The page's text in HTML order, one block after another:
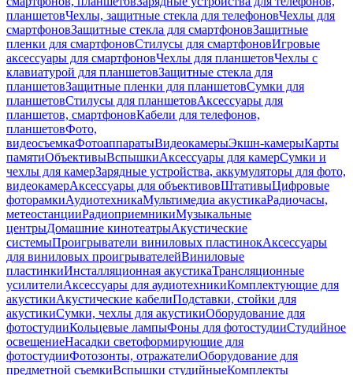
планшетовЧехлы, защитные стекла для телефоновЧехлы для
смартфоновЗащитные стекла для смартфоновЗащитные
пленки для смартфоновСтилусы для смартфоновИгровые
аксессуары для смартфоновЧехлы для планшетовЧехлы с
клавиатурой для планшетовЗащитные стекла для
планшетовЗащитные пленки для планшетовСумки для
планшетовСтилусы для планшетовАксессуары для
планшетов, смартфоновКабели для телефонов,
планшетовФото,
видеосъемкаФотоаппаратыВидеокамерыЭкшн-камерыКарты
памятиОбъективыВспышкиАксессуары для камерСумки и
чехлы для камерЗарядные устройства, аккумуляторы для фото,
видеокамерАксессуары для объективовШтативыЦифровые
фоторамкиАудиотехникаМультимедиа акустикаРадиочасы,
метеостанцииРадиоприемникиМузыкальные
центрыДомашние кинотеатрыАкустические
системыПроигрыватели виниловых пластинокАксессуары
для виниловых проигрывателейВиниловые
пластинкиИнсталляционная акустикаТрансляционные
усилителиАксессуары для аудиотехникиКомплектующие для
акустикиАкустические кабелиПодставки, стойки для
акустикиСумки, чехлы для акустикиОборудование для
фотостудииКольцевые лампыФоны для фотостудииСтудийное
освещениеНасадки светоформирующие для
фотостудииФотозонты, отражателиОборудование для
предметной съемкиВспышки студийныеКомплекты